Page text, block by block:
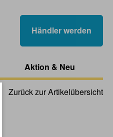
Händler werden
Aktion & Neu
Zurück zur Artikelübersicht